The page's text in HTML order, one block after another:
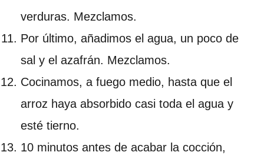
verduras. Mezclamos.
Por último, añadimos el agua, un poco de
sal y el azafrán. Mezclamos.
Cocinamos, a fuego medio, hasta que el
arroz haya absorbido casi toda el agua y
esté tierno.
10 minutos antes de acabar la cocción,